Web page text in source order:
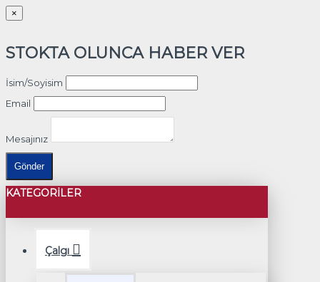
×
STOKTA OLUNCA HABER VER
İsim/Soyisim
Email
Mesajınız
Gönder
KATEGORILER
Çalgı